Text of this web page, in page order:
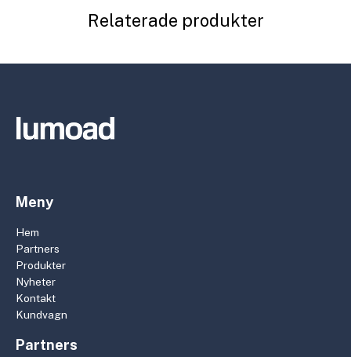
Relaterade produkter
Meny
Hem
Partners
Produkter
Nyheter
Kontakt
Kundvagn
Partners